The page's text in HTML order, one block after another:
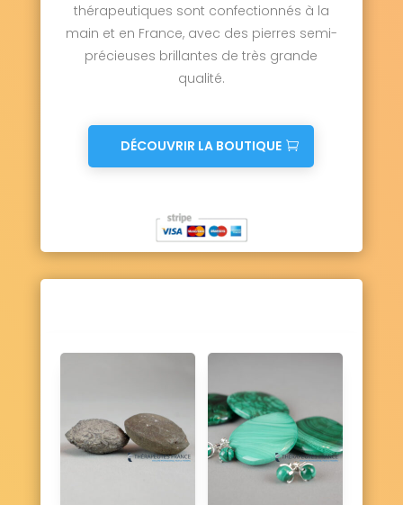
thérapeutiques sont confectionnés à la
main et en France, avec des pierres semi-
précieuses brillantes de très grande
qualité.
DÉCOUVRIR LA BOUTIQUE